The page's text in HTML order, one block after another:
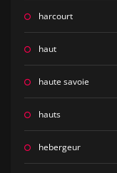
harcourt
haut
haute savoie
hauts
hebergeur